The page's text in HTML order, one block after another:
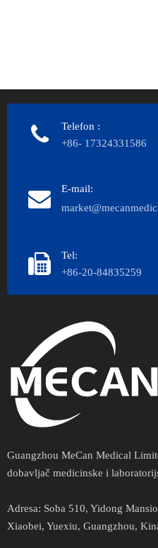
Telefon :
+86- 17324331586
E-mail:
Tel:
+86-20-84835259
Guangzhou MeCan Medical
dobavljač medicinske i
Adresa​​​​​​​: Soba 510, Yidong
Xiaobei, Yuexiu, Guangzhou,